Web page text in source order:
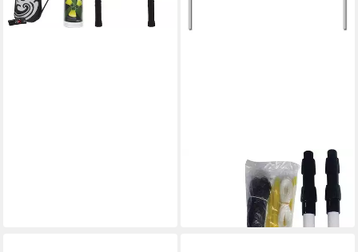
Tennisnetz PREMIUM
in 2-3 Werktagen bei dir